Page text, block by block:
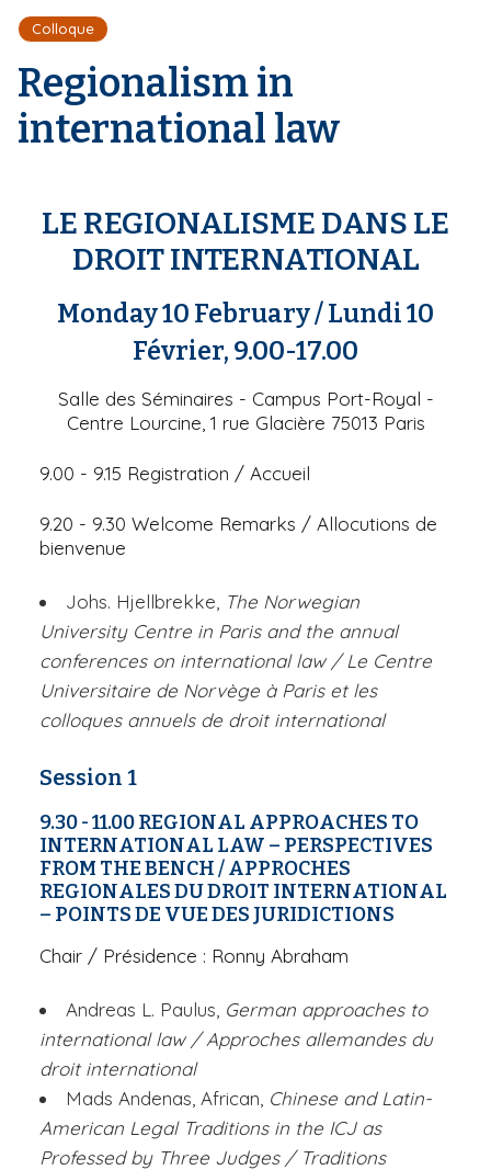
d
'
r
i
a
n
Colloque
Regionalism in
international law
LE REGIONALISME DANS LE
DROIT INTERNATIONAL
Monday 10 February/ Lundi 10
Février, 9.00-17.00
Salle des Séminaires - Campus Port-Royal -
Centre Lourcine, 1 rue Glacière 75013 Paris
9.00 - 9.15 Registration / Accueil
9.20 - 9.30 Welcome Remarks / Allocutions de
bienvenue
Johs. Hjellbrekke, The Norwegian
University Centre in Paris and the annual
conferences on international law/ Le Centre
Universitaire de Norvège à Paris et les
colloques annuels de droit international
Session 1
9.30 - 11.00REGIONAL APPROACHES TO
INTERNATIONAL LAW – PERSPECTIVES
FROM THE BENCH/ APPROCHES
REGIONALES DU DROIT INTERNATIONAL
– POINTS DE VUE DES JURIDICTIONS
Chair / Présidence : Ronny Abraham
Andreas L. Paulus, German approaches to
international law / Approches allemandes du
droit international
Mads Andenas, African, Chinese and Latin-
American Legal Traditions in the ICJ as
Professed by Three Judges/ Traditions